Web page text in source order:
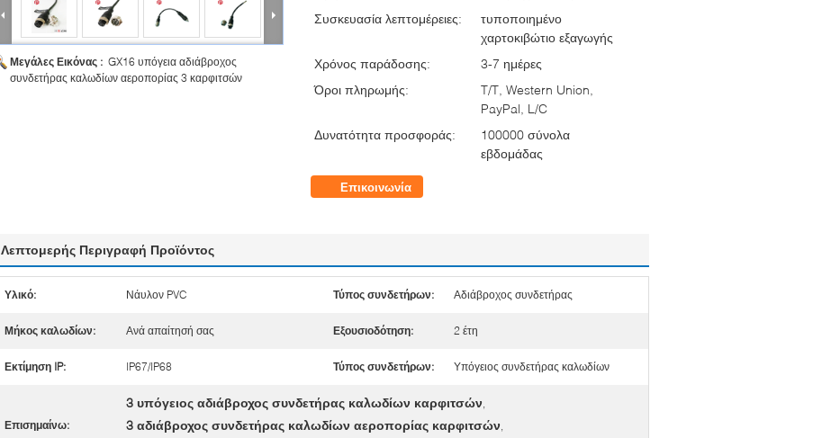
Μεγάλες Εικόνας : GX16 υπόγεια αδιάβροχος
συνδετήρας καλωδίων αεροπορίας 3 καρφιτσών
Συσκευασία λεπτομέρειες:
τυποποιημένο
χαρτοκιβώτιο εξαγωγής
Χρόνος παράδοσης:
3-7 ημέρες
Όροι πληρωμής:
T/T, Western Union,
PayPal, L/C
Δυνατότητα προσφοράς:
100000 σύνολα
εβδομάδας
Επικοινωνία
Λεπτομερής Περιγραφή Προϊόντος
Υλικό: Νάυλον PVC Τύπος συνδετήρων: Αδιάβροχος συνδετήρας
Μήκος καλωδίων: Ανά απαίτησή σας Εξουσιοδότηση: 2 έτη
Εκτίμηση IP: IP67/IP68 Τύπος συνδετήρων: Υπόγειος συνδετήρας καλωδίων
Επισημαίνω:
3 υπόγειος αδιάβροχος συνδετήρας καλωδίων καρφιτσών
3 αδιάβροχος συνδετήρας καλωδίων αεροπορίας καρφιτσών